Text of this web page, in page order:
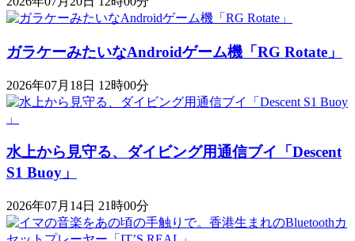
ガラケーみたいなAndroidゲーム機「RG Rotate」
2026年07月18日 12時00分
水上から見守る、ダイビング用通信ブイ「Descent
S1 Buoy​​」
2026年07月14日 21時00分